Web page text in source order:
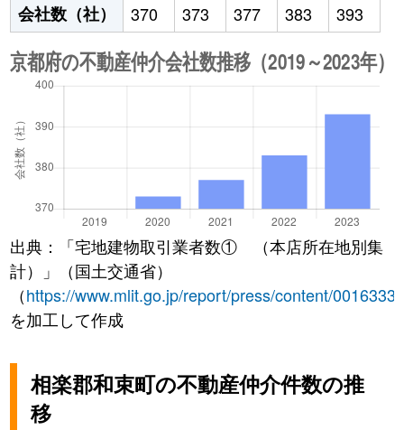
会社数（社）
370 373 377 383 393
出典：「宅地建物取引業者数① （本店所在地別集
計）」（国土交通省）
（https://www.mlit.go.jp/report/press/content/
を加工して作成
相楽郡和束町の不動産仲介件数の推
移